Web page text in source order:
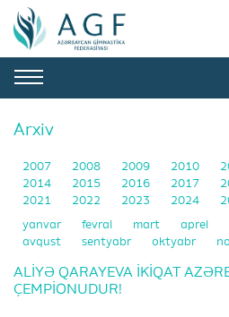
Arxiv
2007 2008 2009 2010
2014
2015 2016 2017
2021
2022 2023 2024
yanvar fevral mart aprel
avqust
sentyabr oktyabr
ALİYƏ QARAYEVA İKİQAT
ÇEMPİONUDUR!